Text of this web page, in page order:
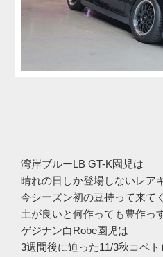
湾岸ブルーLB GT-K園児は
晴れの日しか登場しないレア
今シーズン初の豆持って来て
土が良いと何作っても豊作っ
ゲジナン白Robe園児は
3週間後に迫った11/3秋コペト